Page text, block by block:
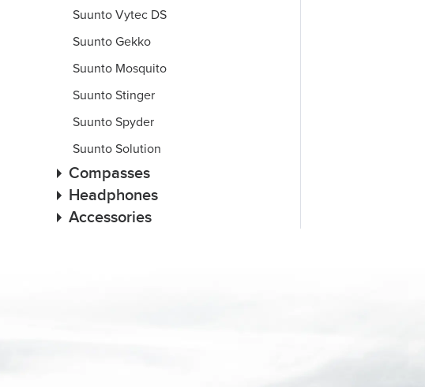
Suunto Vytec DS
Suunto Gekko
Suunto Mosquito
Suunto Stinger
Suunto Spyder
Suunto Solution
Compasses
Headphones
Accessories